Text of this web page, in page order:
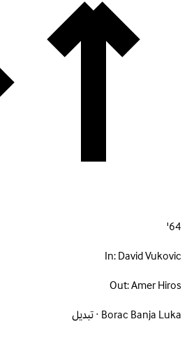
64'
In:David Vukovic
Out:Amer Hiros
Borac Banja Luka · تبديل